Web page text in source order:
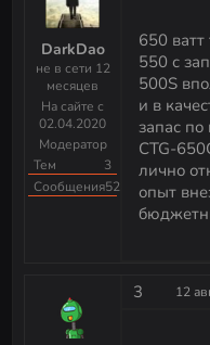
DarkDao
не в сети 12
месяцев
На сайте с
02.04.2020
Модератор
Тем
3
Сообщения523
650
550 с
500S
и в
запас
CTG-
лично
опыт
3 12